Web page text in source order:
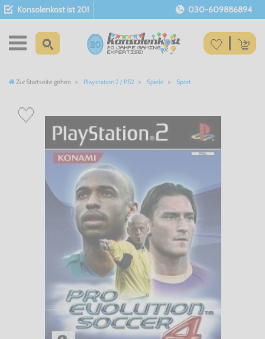
Konsolenkost ist 20! 030-609886894
Zur Startseite gehen Playstation 2 / PS2 Spiele Sport